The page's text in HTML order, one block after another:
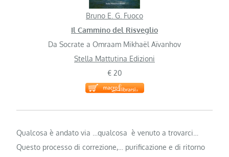
Bruno E. G. Fuoco
Il Cammino del Risveglio
Da Socrate a Omraam Mikhaël Aïvanhov
Stella Mattutina Edizioni
€ 20
Qualcosa è andato via …qualcosa è venuto a trovarci…
Questo processo di correzione,… purificazione e di ritorno